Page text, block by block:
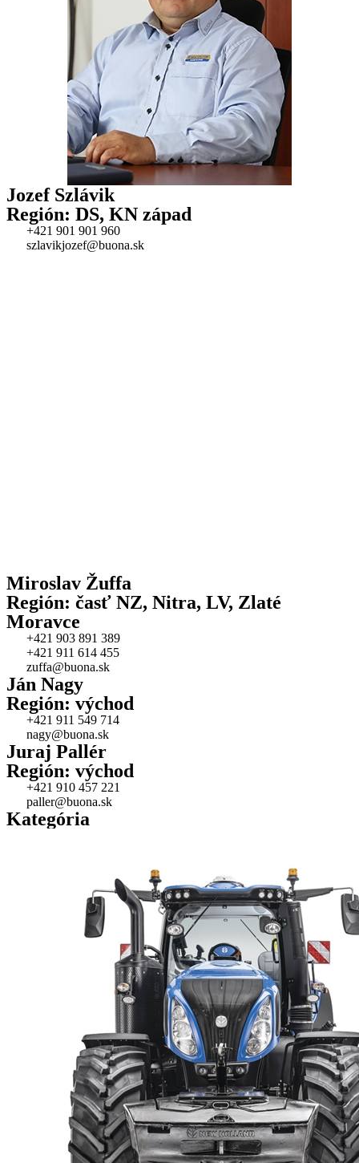
Jozef Szlávik
Región: DS, KN západ
+421 901 901 960
szlavikjozef@buona.sk
Miroslav Žuffa
Región: časť NZ, Nitra, LV, Zlaté
Moravce
+421 903 891 389
+421 911 614 455
zuffa@buona.sk
Ján Nagy
Región: východ
+421 911 549 714
nagy@buona.sk
Juraj Pallér
Región: východ
+421 910 457 221
paller@buona.sk
Kategória